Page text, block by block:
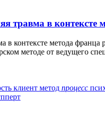
травма в контексте
в контексте метода
методе от ведущего
клиент метод процесс